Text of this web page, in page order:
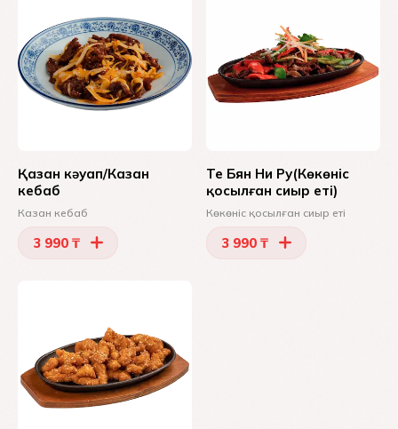
Қазан кәуап/Казан
кебаб
Казан кебаб
3 990 ₸
Те Бян Ни Ру(Көкөніс
қосылған сиыр еті)
Көкөніс қосылған сиыр еті
3 990 ₸